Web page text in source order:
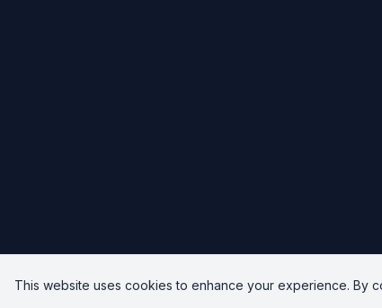
© 2026 Upload-Post.com. All rights reserved.
This website uses cookies to enhance your experience. By